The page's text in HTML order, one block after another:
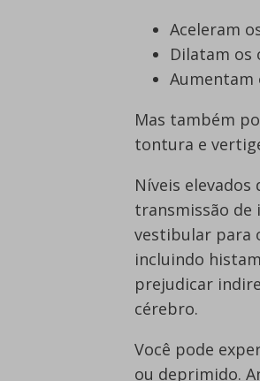
Aceleram
Dilatam os
Aumentam
Mas também
tontura e
Níveis
transmissão de
vestibular para
incluindo
prejudicar
cérebro.
Você pode
ou deprimido.